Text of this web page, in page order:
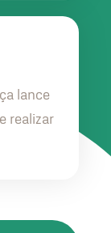
lance
realizar